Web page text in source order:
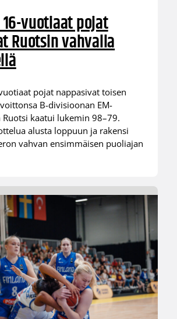
vuotiaat pojat
Ruotsin vahvalla
pojat nappasivat toisen
B-divisioonan EM-
Ruotsi kaatui lukemin 98–79.
alusta loppuun ja rakensi
vahvan ensimmäisen puoliajan